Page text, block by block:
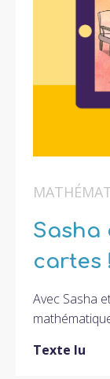
Sasha
cartes
Avec Sasha
Texte lu